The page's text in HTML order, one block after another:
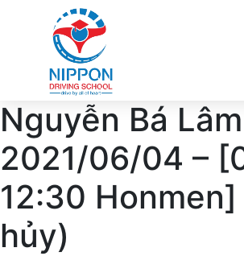
Nguyễn Bá
2021/06/04 –
12:30
hủy)